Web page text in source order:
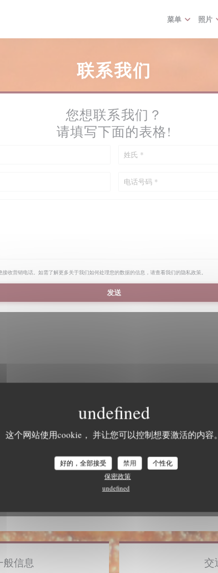
这个网站使用cookie， 并让您可以控制想要激活的内容。
好的，全部接受 禁用
个性化
保密政策
undefined
菜单 照片
联系我们
您想联系我们？
请填写下面的表格!
收营销电话。如需了解更多关于我们如何处理您的数据的信息，请查看我们的隐私政策。
Waze Map 已禁用。 允许
般信息 交